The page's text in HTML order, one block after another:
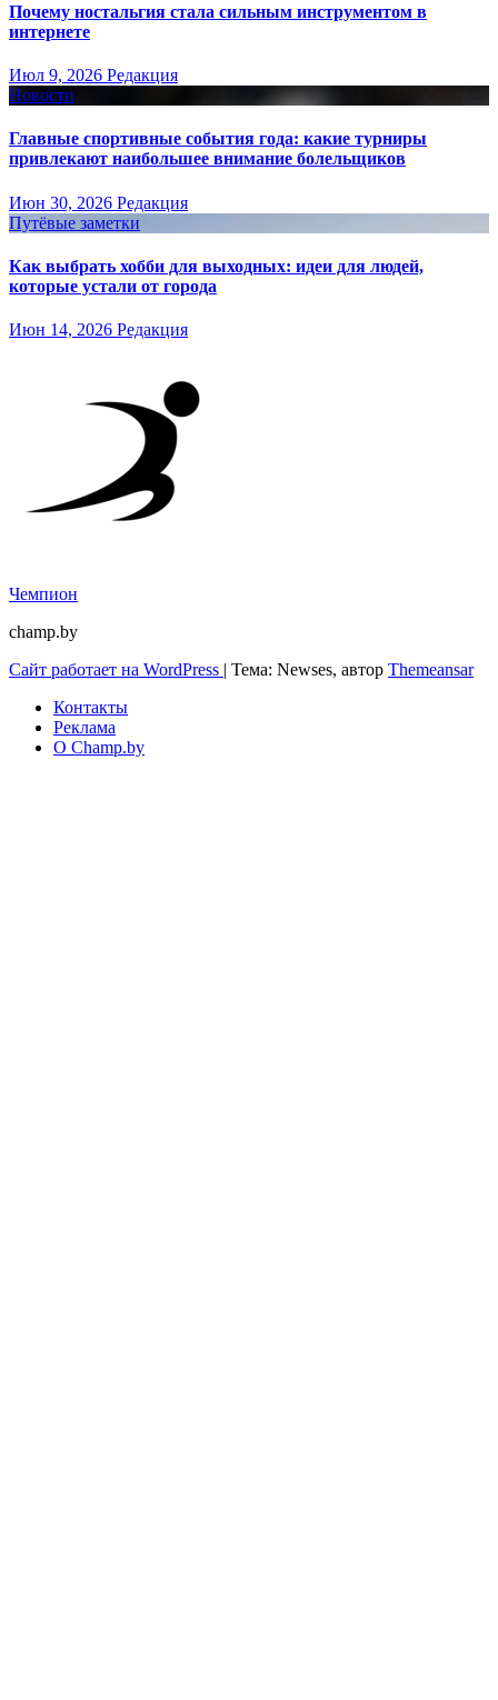
Почему ностальгия стала сильным инструментом в
интернете
Июл 9, 2026 Редакция
Новости
Главные спортивные события года: какие турниры
привлекают наибольшее внимание болельщиков
Июн 30, 2026 Редакция
Путёвые заметки
Как выбрать хобби для выходных: идеи для людей,
которые устали от города
Июн 14, 2026 Редакция
Чемпион
champ.by
Сайт работает на WordPress | Тема: Newses, автор Themeansar
Контакты
Реклама
О Champ.by